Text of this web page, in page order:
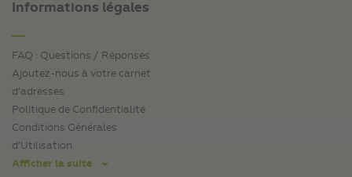
Informations légales
FAQ : Questions / Réponses
Ajoutez-nous à votre carnet
d’adresses
Politique de Confidentialité
Conditions Générales
d’Utilisation
Afficher la suite